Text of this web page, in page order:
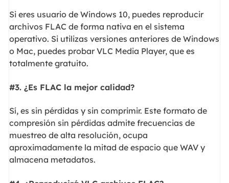
Si eres usuario de Windows 10, puedes reproducir
archivos FLAC de forma nativa en el sistema
operativo. Si utilizas versiones anteriores de Windows
o Mac, puedes probar VLC Media Player, que es
totalmente gratuito.
#3. ¿Es FLAC la mejor calidad?
Sí, es sin pérdidas y sin comprimir. Este formato de
compresión sin pérdidas admite frecuencias de
muestreo de alta resolución, ocupa
aproximadamente la mitad de espacio que WAV y
almacena metadatos.